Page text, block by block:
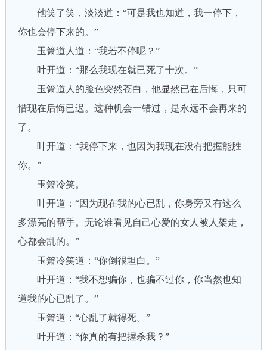
他笑了笑，淡淡道：“可是我也知道，我一停下，
你也会停下来的。”
玉箫道人道：“我若不停呢？”
叶开道：“那么我现在就已死了十次。”
玉箫道人的脸色突然苍白，他显然已在后悔，只可
惜现在后悔已迟。这种机会一错过，是永远不会再来的
了。
叶开道：“我停下来，也因为我现在没有把握能胜
你。”
玉箫冷笑。
叶开道：“因为现在我的心已乱，你身旁又有这么
多漂亮的帮手。无论谁看见自己心爱的女人被人架走，
心都会乱的。”
玉箫冷笑道：“你倒很坦白。”
叶开道：“我不想骗你，也骗不过你，你当然也知
道我的心已乱了。”
玉箫道：“心乱了就得死。”
叶开道：“你真的有把握杀我？”